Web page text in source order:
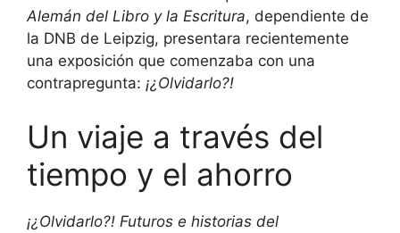
Alemán del Libro y la Escritura, dependiente de
la DNB de Leipzig, presentara recientemente
una exposición que comenzaba con una
contrapregunta: ¡¿Olvidarlo?!
Un viaje a través del
tiempo y el ahorro
¡¿Olvidarlo?! Futuros e historias del